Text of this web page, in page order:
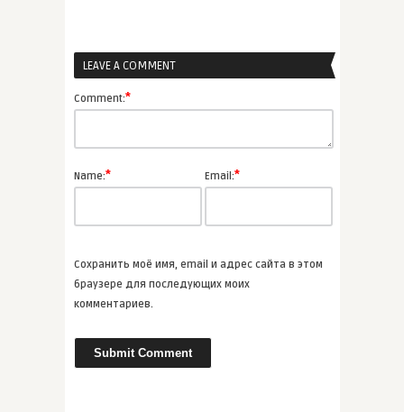
admin
admin
Шэрон Оуэнс «Чайная на
Малберр ...
LEAVE A COMMENT
Comment:*
Name:* Email:*
Сохранить моё имя, email и адрес сайта в этом
браузере для последующих моих
комментариев.